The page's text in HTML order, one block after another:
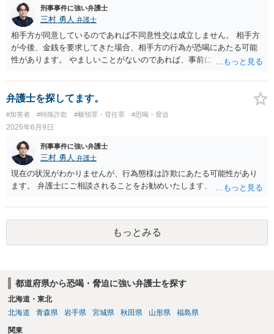
ません。刑事事件に強い弁護士
三村 勇人 弁護士
相手方が同意しているのであれば不同意性交は成立しません。 相手方
が今後、金銭を要求してきた場合、相手方の行為が恐喝にあたる可能
性があります。 やましいことがないのであれば、事前に警察に相談す
弁護士を探してます。
#加害者 #特殊詐欺 #横領罪・背任罪 #恐喝・脅迫
2026年6月9日
刑事事件に強い弁護士
三村 勇人 弁護士
現在の状況がわかりませんが、行為態様は詐欺にあたる可能性があり
ます。 弁護士にご相談されることをお勧めいたします。
もっとみる
都道府県から恐喝・脅迫に強い弁護士を探す
北海道・東北
北海道
青森県 岩手県 宮城県 秋田県 山形県 福島県
関東